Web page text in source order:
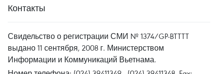
Контакты
Свидельство о регистрации СМИ № 1374/GP-BTTTT
выдано 11 сентября, 2008 г. Министерством
Информации и Коммуникаций Вьетнама.